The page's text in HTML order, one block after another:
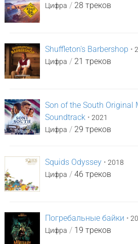
Цифра / 28 треков
Shuffleton's Barbershop •
Цифра / 21 треков
Son of the South Original
Soundtrack • 2021
Цифра / 29 треков
Squids Odyssey • 2018
Цифра / 46 треков
Погребальные байки •
Цифра / 19 треков